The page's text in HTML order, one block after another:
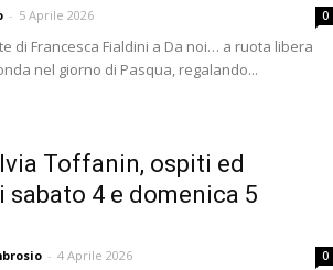
- 5 Aprile 2026 0
di Francesca Fialdini a Da noi… a ruota libera
nel giorno di Pasqua, regalando...
Toffanin, ospiti ed
4 e domenica 5
- 4 Aprile 2026 0